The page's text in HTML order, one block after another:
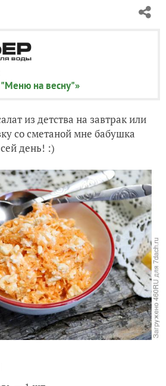
"Меню на весну"»
из детства на завтрак или
со сметаной мне бабушка
день! :)